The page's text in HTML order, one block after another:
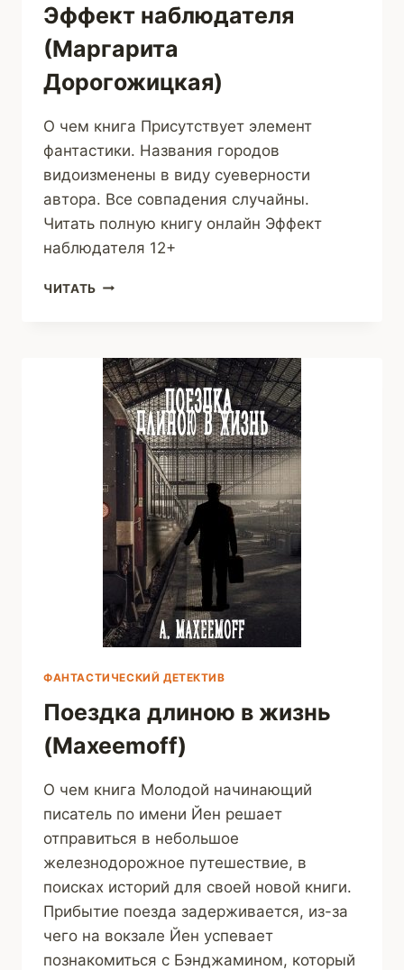
Эффект наблюдателя
(Маргарита
Дорогожицкая)
О чем книга Присутствует элемент
фантастики. Названия городов
видоизменены в виду суеверности
автора. Все совпадения случайны.
Читать полную книгу онлайн Эффект
наблюдателя 12+
ЧИТАТЬ ЭФФЕКТ
ФАНТАСТИЧЕСКИЙ ДЕТЕКТИВ
Поездка длиною в жизнь
(Maxeemoff)
О чем книга Молодой начинающий
писатель по имени Йен решает
отправиться в небольшое
железнодорожное путешествие, в
поисках историй для своей новой книги.
Прибытие поезда задерживается, из-за
чего на вокзале Йен успевает
познакомиться с Бэнджамином, который